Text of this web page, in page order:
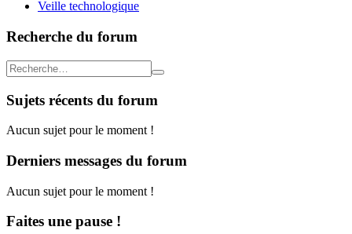
Veille technologique
Recherche du forum
Sujets récents du forum
Aucun sujet pour le moment !
Derniers messages du forum
Aucun sujet pour le moment !
Faites une pause !